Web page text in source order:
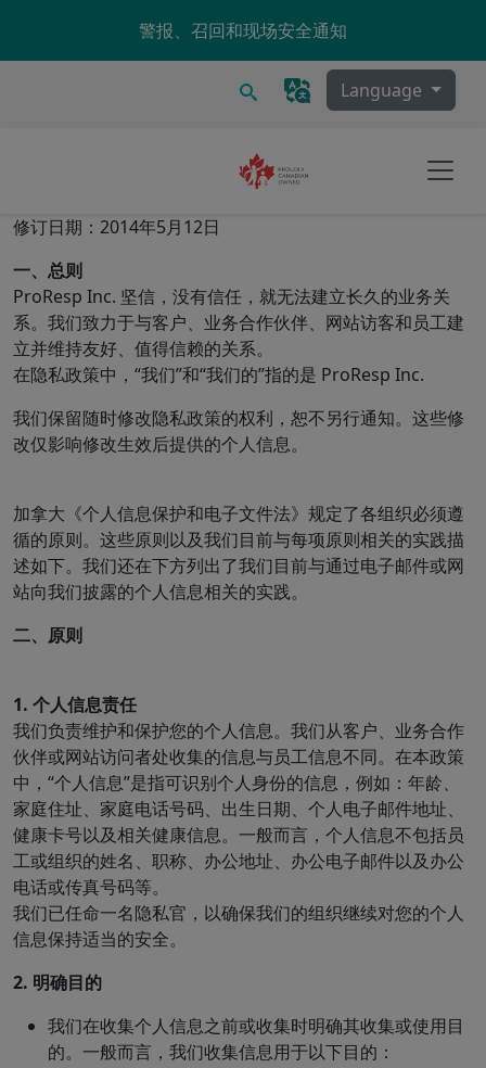
警报、召回和现场安全通知
搜索 Language
修订日期：2014年5月12日
一、总则
ProResp Inc. 坚信，没有信任，就无法建立长久的业务关
系。我们致力于与客户、业务合作伙伴、网站访客和员工建
立并维持友好、值得信赖的关系。
在隐私政策中，“我们”和“我们的”指的是 ProResp Inc.
我们保留随时修改隐私政策的权利，恕不另行通知。这些修
改仅影响修改生效后提供的个人信息。
加拿大《个人信息保护和电子文件法》规定了各组织必须遵
循的原则。这些原则以及我们目前与每项原则相关的实践描
述如下。我们还在下方列出了我们目前与通过电子邮件或网
站向我们披露的个人信息相关的实践。
二、原则
1. 个人信息责任
我们负责维护和保护您的个人信息。我们从客户、业务合作
伙伴或网站访问者处收集的信息与员工信息不同。在本政策
中，“个人信息”是指可识别个人身份的信息，例如：年龄、
家庭住址、家庭电话号码、出生日期、个人电子邮件地址、
健康卡号以及相关健康信息。一般而言，个人信息不包括员
工或组织的姓名、职称、办公地址、办公电子邮件以及办公
电话或传真号码等。
我们已任命一名隐私官，以确保我们的组织继续对您的个人
信息保持适当的安全。
2. 明确目的
我们在收集个人信息之前或收集时明确其收集或使用目
的。一般而言，我们收集信息用于以下目的：